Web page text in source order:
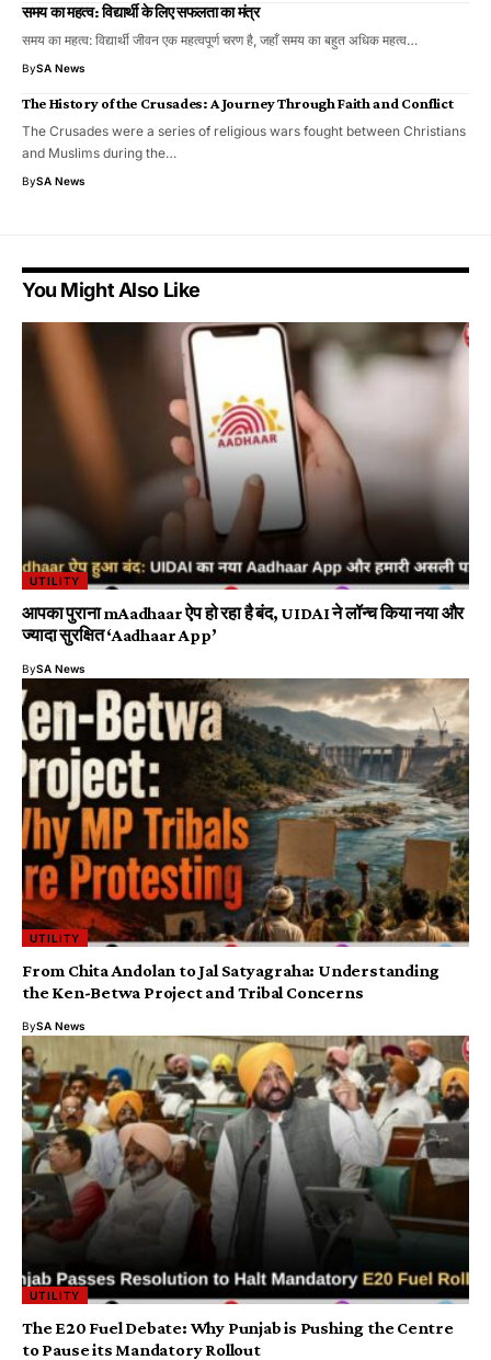
समय का महत्व: विद्यार्थी के लिए सफलता का मंत्र
समय का महत्व: विद्यार्थी जीवन एक महत्वपूर्ण चरण है, जहाँ समय का बहुत अधिक महत्व…
BySA News
The History of the Crusades: A Journey Through Faith and Conflict
The Crusades were a series of religious wars fought between Christians
and Muslims during the…
BySA News
You Might Also Like
UTILITY
आपका पुराना mAadhaar ऐप हो रहा है बंद, UIDAI ने लॉन्च किया नया और
ज्यादा सुरक्षित ‘Aadhaar App’
BySA News
UTILITY
From Chita Andolan to Jal Satyagraha: Understanding
the Ken-Betwa Project and Tribal Concerns
BySA News
UTILITY
The E20 Fuel Debate: Why Punjab is Pushing the Centre
to Pause its Mandatory Rollout